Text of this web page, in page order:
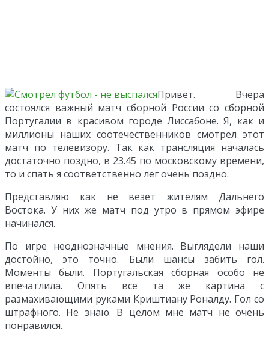
Привет. Вчера
состоялся важный матч сборной России со сборной
Португалии в красивом городе Лиссабоне. Я, как и
миллионы наших соотечественников смотрел этот
матч по телевизору. Так как трансляция началась
достаточно поздно, в 23.45 по московскому времени,
то и спать я соответственно лег очень поздно.
Представляю как не везет жителям Дальнего
Востока. У них же матч под утро в прямом эфире
начинался.
По игре неоднозначные мнения. Выглядели наши
достойно, это точно. Были шансы забить гол.
Моменты были. Португальская сборная особо не
впечатлила. Опять все та же картина с
размахивающими руками Криштиану Роналду. Гол со
штрафного. Не знаю. В целом мне матч не очень
понравился.